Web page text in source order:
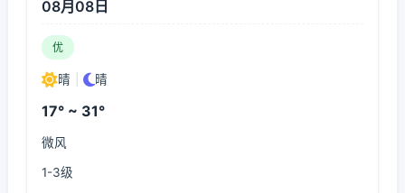
08月08日
优
晴 晴
17° ~ 31°
微风
1-3级